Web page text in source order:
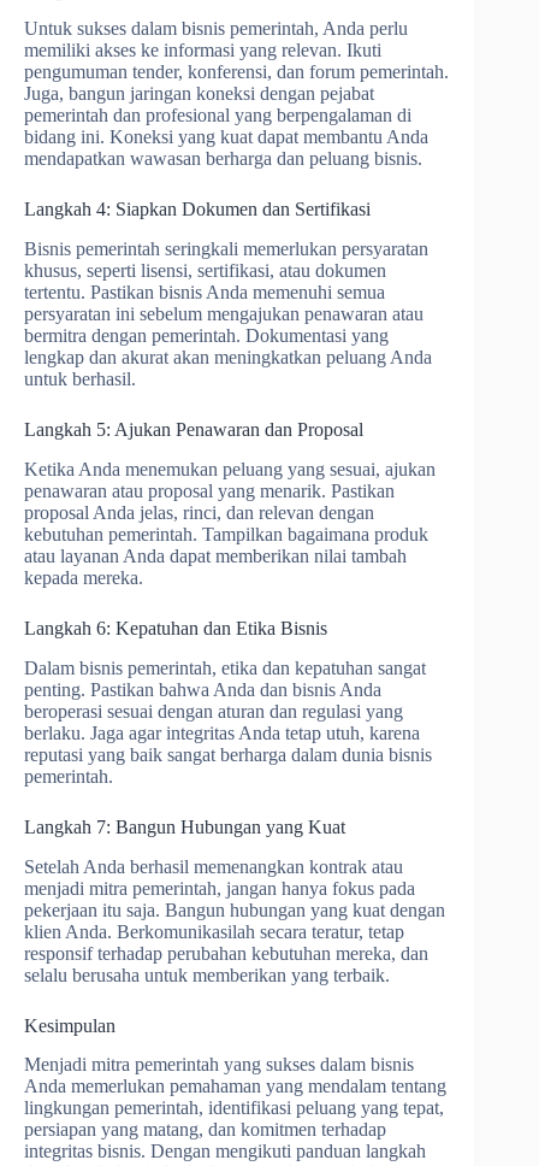
Untuk sukses dalam bisnis pemerintah, Anda perlu
memiliki akses ke informasi yang relevan. Ikuti
pengumuman tender, konferensi, dan forum pemerintah.
Juga, bangun jaringan koneksi dengan pejabat
pemerintah dan profesional yang berpengalaman di
bidang ini. Koneksi yang kuat dapat membantu Anda
mendapatkan wawasan berharga dan peluang bisnis.
Langkah 4: Siapkan Dokumen dan Sertifikasi
Bisnis pemerintah seringkali memerlukan persyaratan
khusus, seperti lisensi, sertifikasi, atau dokumen
tertentu. Pastikan bisnis Anda memenuhi semua
persyaratan ini sebelum mengajukan penawaran atau
bermitra dengan pemerintah. Dokumentasi yang
lengkap dan akurat akan meningkatkan peluang Anda
untuk berhasil.
Langkah 5: Ajukan Penawaran dan Proposal
Ketika Anda menemukan peluang yang sesuai, ajukan
penawaran atau proposal yang menarik. Pastikan
proposal Anda jelas, rinci, dan relevan dengan
kebutuhan pemerintah. Tampilkan bagaimana produk
atau layanan Anda dapat memberikan nilai tambah
kepada mereka.
Langkah 6: Kepatuhan dan Etika Bisnis
Dalam bisnis pemerintah, etika dan kepatuhan sangat
penting. Pastikan bahwa Anda dan bisnis Anda
beroperasi sesuai dengan aturan dan regulasi yang
berlaku. Jaga agar integritas Anda tetap utuh, karena
reputasi yang baik sangat berharga dalam dunia bisnis
pemerintah.
Langkah 7: Bangun Hubungan yang Kuat
Setelah Anda berhasil memenangkan kontrak atau
menjadi mitra pemerintah, jangan hanya fokus pada
pekerjaan itu saja. Bangun hubungan yang kuat dengan
klien Anda. Berkomunikasilah secara teratur, tetap
responsif terhadap perubahan kebutuhan mereka, dan
selalu berusaha untuk memberikan yang terbaik.
Kesimpulan
Menjadi mitra pemerintah yang sukses dalam bisnis
Anda memerlukan pemahaman yang mendalam tentang
lingkungan pemerintah, identifikasi peluang yang tepat,
persiapan yang matang, dan komitmen terhadap
integritas bisnis. Dengan mengikuti panduan langkah